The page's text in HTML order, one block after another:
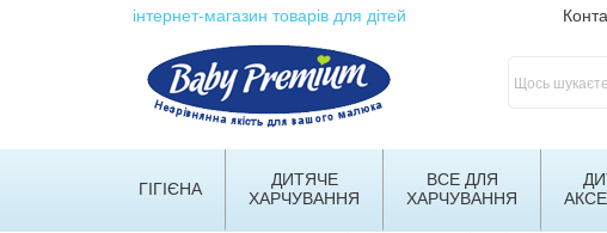
інтернет-магазин товарів для дітей
ГІГІЄНА
ДИТЯЧЕ
ХАРЧУВАННЯ
ВСЕ ДЛЯ
ХАРЧУВАННЯ